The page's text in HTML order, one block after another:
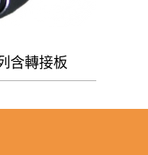
含轉接板